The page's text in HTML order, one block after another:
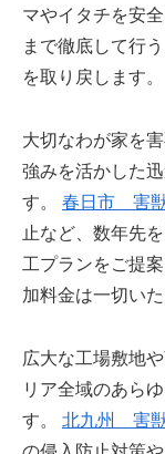
マやイタチを安
まで徹底して行
を取り戻します。
大切なわが家を
強みを活かした
す。 春日市 害
止など、数年先
工プランをご提
加料金は一切いた
広大な工場敷地
リア全域のあら
す。 北九州 害